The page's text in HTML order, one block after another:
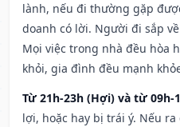
lành, nếu đi thường gặp
doanh có lời. Người đi sắp
Mọi việc trong nhà đều hòa
khỏi, gia đình đều mạnh
Từ 21h-23h (Hợi) và từ 09h-
lợi, hoặc hay bị trái ý. Nếu